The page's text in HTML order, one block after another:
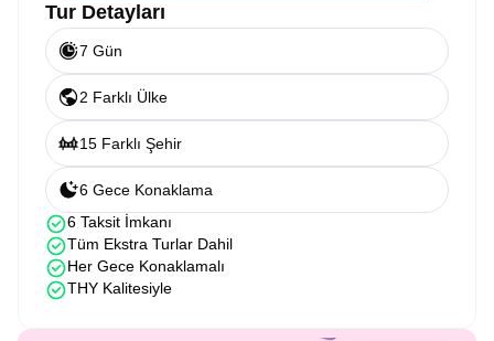
Tur Detayları
7 Gün
2 Farklı Ülke
15 Farklı Şehir
6 Gece Konaklama
6 Taksit İmkanı
Tüm Ekstra Turlar Dahil
Her Gece Konaklamalı
THY Kalitesiyle